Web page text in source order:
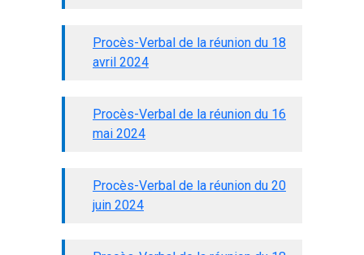
Procès-Verbal de la réunion du 18
avril 2024
Procès-Verbal de la réunion du 16
mai 2024
Procès-Verbal de la réunion du 20
juin 2024